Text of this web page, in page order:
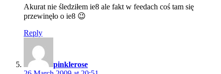
Akurat nie śledziłem ie8 ale fakt w feedach coś tam się
przewinęło o ie8 😉
Reply
pinklerose